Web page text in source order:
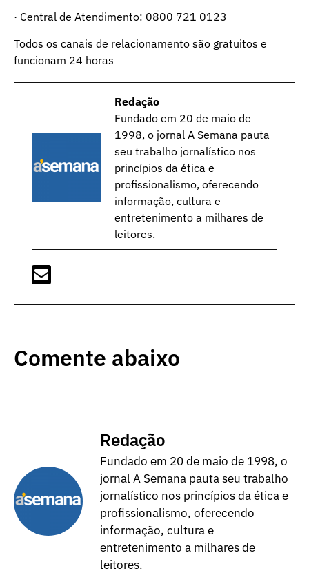
· Central de Atendimento: 0800 721 0123
Todos os canais de relacionamento são gratuitos e
funcionam 24 horas
Redação
Fundado em 20 de maio de
1998, o jornal A Semana pauta
seu trabalho jornalístico nos
princípios da ética e
profissionalismo, oferecendo
informação, cultura e
entretenimento a milhares de
leitores.
Comente abaixo
Redação
Fundado em 20 de maio de 1998, o
jornal A Semana pauta seu trabalho
jornalístico nos princípios da ética e
profissionalismo, oferecendo
informação, cultura e
entretenimento a milhares de
leitores.